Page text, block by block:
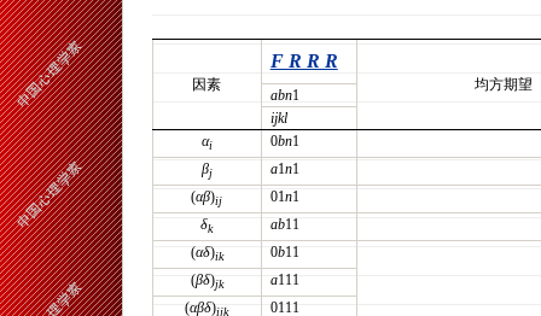
因素
F R R R
均方期望
abn1
ijkl
αi 0bn1
βj a1n1
(αβ)ij 01n1
δk ab11
(αδ)ik 0b11
(βδ)jk a111
(αβδ)ijk
0111